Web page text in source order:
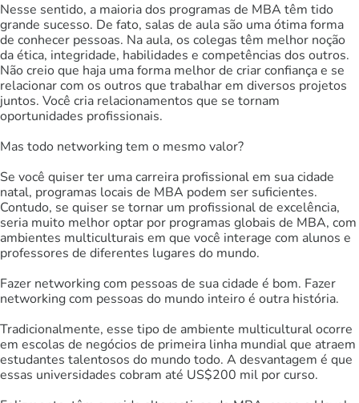
Nesse sentido, a maioria dos programas de MBA têm tido
grande sucesso. De fato, salas de aula são uma ótima forma
de conhecer pessoas. Na aula, os colegas têm melhor noção
da ética, integridade, habilidades e competências dos outros.
Não creio que haja uma forma melhor de criar confiança e se
relacionar com os outros que trabalhar em diversos projetos
juntos. Você cria relacionamentos que se tornam
oportunidades profissionais.
Mas todo networking tem o mesmo valor?
Se você quiser ter uma carreira profissional em sua cidade
natal, programas locais de MBA podem ser suficientes.
Contudo, se quiser se tornar um profissional de excelência,
seria muito melhor optar por programas globais de MBA, com
ambientes multiculturais em que você interage com alunos e
professores de diferentes lugares do mundo.
Fazer networking com pessoas de sua cidade é bom. Fazer
networking com pessoas do mundo inteiro é outra história.
Tradicionalmente, esse tipo de ambiente multicultural ocorre
em escolas de negócios de primeira linha mundial que atraem
estudantes talentosos do mundo todo. A desvantagem é que
essas universidades cobram até US$200 mil por curso.